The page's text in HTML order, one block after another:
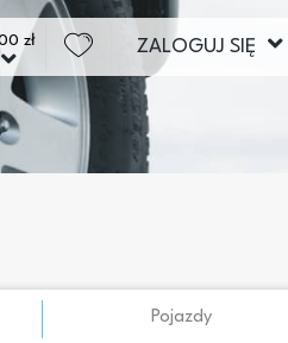
zł ZALOGUJ SIĘ
Pojazdy